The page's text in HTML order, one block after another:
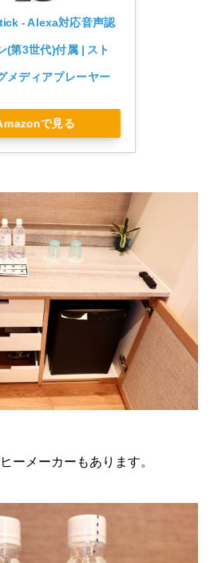
- Alexa対応音声認
(第3世代)付属 | スト
メディアプレーヤー
で見る
ーメーカーもあります。